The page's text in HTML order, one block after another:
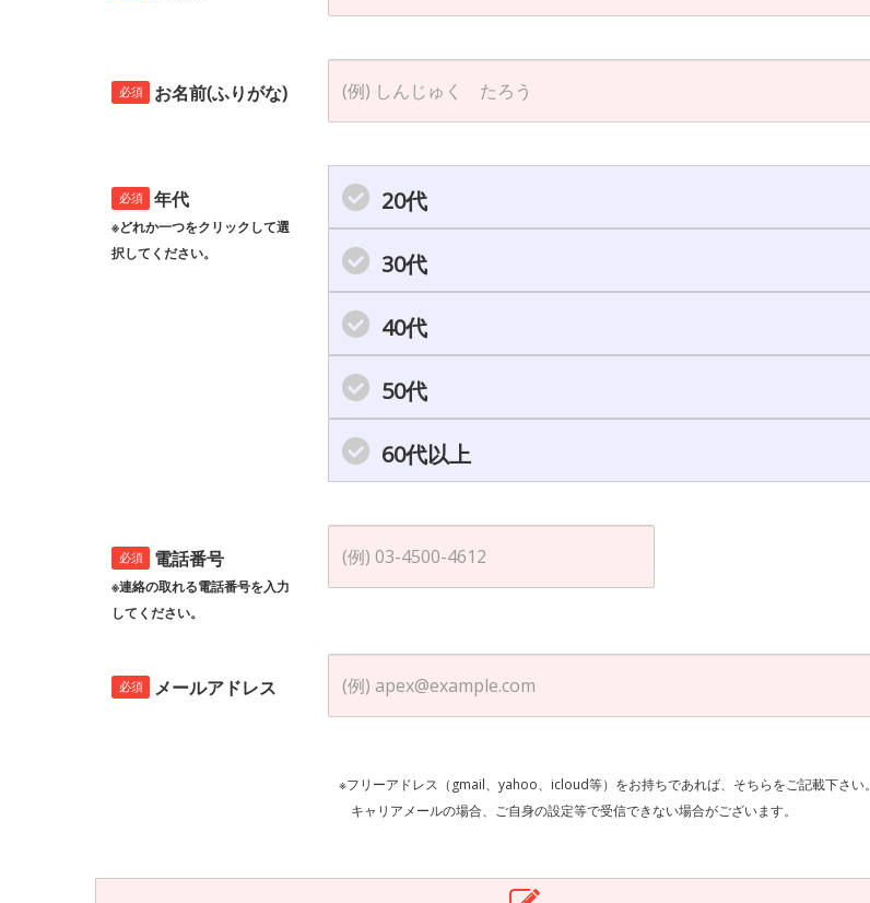
必須 お名前(ふりがな)
必須 年代
※どれか一つをクリックして選
択してください。
20代
30代
40代
50代
60代以上
必須 電話番号
※連絡の取れる電話番号を入力
してください。
必須 メールアドレス
※フリーアドレス（gmail、yahoo、icloud等）をお持ちであれば、そちらをご記載下さい。
キャリアメールの場合、ご自身の設定等で受信できない場合がございます。